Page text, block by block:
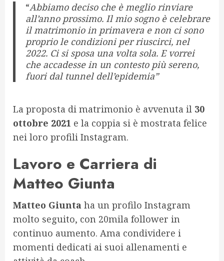
“Abbiamo deciso che è meglio rinviare
all’anno prossimo. Il mio sogno è celebrare
il matrimonio in primavera e non ci sono
proprio le condizioni per riuscirci, nel
2022. Ci si sposa una volta sola. E vorrei
che accadesse in un contesto più sereno,
fuori dal tunnel dell’epidemia”
La proposta di matrimonio è avvenuta il 30
ottobre 2021 e la coppia si è mostrata felice
nei loro profili Instagram.
Lavoro e Carriera di
Matteo Giunta
Matteo Giunta ha un profilo Instagram
molto seguito, con 20mila follower in
continuo aumento. Ama condividere i
momenti dedicati ai suoi allenamenti e